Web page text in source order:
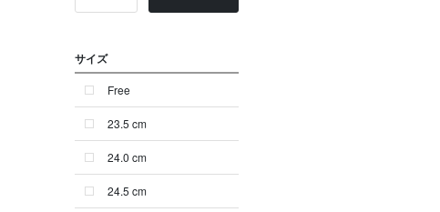
オレンジ系
シルバー系
ゴールド系
その他
イニシャル
サイズ
Free
23.5 cm
24.0 cm
24.5 cm